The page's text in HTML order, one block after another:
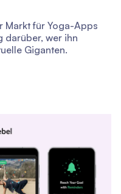
Markt für Yoga-Apps
darüber, wer ihn
Giganten.